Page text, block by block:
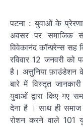
पटना : युवाओं के
अवसर पर समाजिक
विवेकानंद कॉन्फ़्रेन्स सह
रविवार 12 जनवरी को
है। अत्तुनिया फ़ाउंडेशन
बारे में विस्तृत
युवाओं द्वारा किए गए
देना है । साथ ही
रोशन करने वाले 101